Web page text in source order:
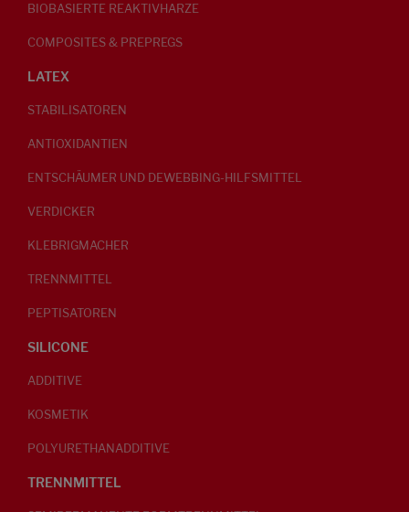
BIOBASIERTE REAKTIVHARZE
COMPOSITES & PREPREGS
LATEX
STABILISATOREN
ANTIOXIDANTIEN
ENTSCHÄUMER UND DEWEBBING-HILFSMITTEL
VERDICKER
KLEBRIGMACHER
TRENNMITTEL
PEPTISATOREN
SILICONE
ADDITIVE
KOSMETIK
POLYURETHANADDITIVE
TRENNMITTEL